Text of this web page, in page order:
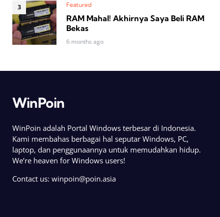
Featured
RAM Mahal! Akhirnya Saya Beli RAM
Bekas
6 months ago
WinPoin
WinPoin adalah Portal Windows terbesar di Indonesia.
Kami membahas berbagai hal seputar Windows, PC,
laptop, dan penggunaannya untuk memudahkan hidup.
We’re heaven for Windows users!
Contact us: winpoin@poin.asia